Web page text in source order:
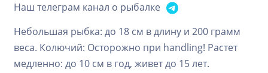
Наш телеграм канал о рыбалке
Небольшая рыбка: до 18 см в длину и 200 грамм
веса. Колючий: Осторожно при handling! Растет
медленно: до 10 см в год, живет до 15 лет.